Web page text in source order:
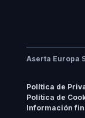
Aserta Europa
Política de
Política de
Información